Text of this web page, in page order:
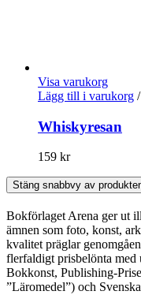
Visa varukorg
Lägg till i varukorg /
Whiskyresan
159 kr
Stäng snabbvy av
Bokförlaget Arena ger ut
ämnen som foto, konst,
kvalitet präglar
flerfaldigt prisbelönta med
Bokkonst, Publishing-
”Läromedel”) och